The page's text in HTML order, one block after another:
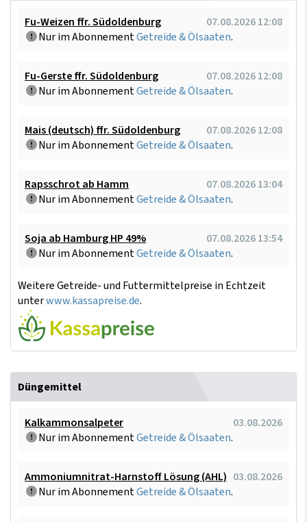
Fu-Weizen ffr. Südoldenburg
07.08.2026 12:08
Nur im AbonnementGetreide & Ölsaaten.
Fu-Gerste ffr. Südoldenburg
07.08.2026 12:08
Nur im AbonnementGetreide & Ölsaaten.
Mais (deutsch) ffr. Südoldenburg
07.08.2026 12:08
Nur im AbonnementGetreide & Ölsaaten.
Rapsschrot ab Hamm
07.08.2026 13:04
Nur im AbonnementGetreide & Ölsaaten.
Soja ab Hamburg HP 49%
07.08.2026 13:54
Nur im AbonnementGetreide & Ölsaaten.
Weitere Getreide- und Futtermittelpreise in Echtzeit
unterwww.kassapreise.de.
Düngemittel
Kalkammonsalpeter
03.08.2026
Nur im AbonnementGetreide & Ölsaaten.
Ammoniumnitrat-Harnstoff Lösung (AHL) 03.08.2026
Nur im AbonnementGetreide & Ölsaaten.